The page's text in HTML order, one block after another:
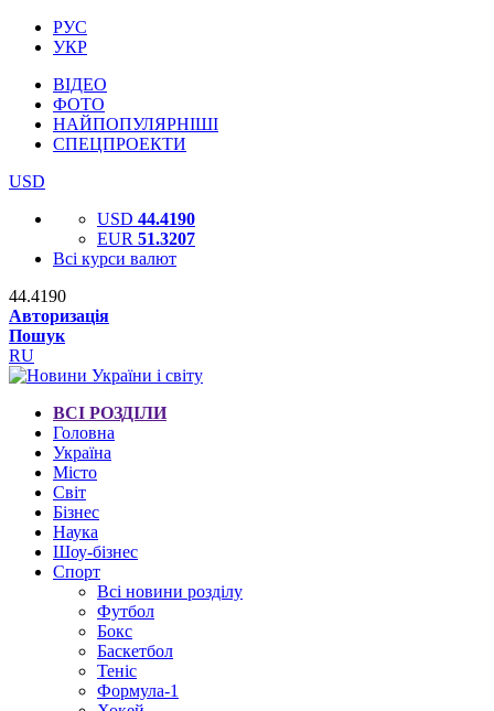
РУС
УКР
ВІДЕО
ФОТО
НАЙПОПУЛЯРНІШІ
СПЕЦПРОЕКТИ
USD
USD 44.4190
EUR 51.3207
Всі курси валют
44.4190
Авторизація
Пошук
RU
ВСІ РОЗДІЛИ
Головна
Україна
Місто
Світ
Бізнес
Наука
Шоу-бізнес
Спорт
Всі новини розділу
Футбол
Бокс
Баскетбол
Теніс
Формула-1